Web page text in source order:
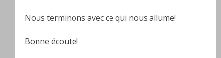
Nous terminons avec ce qui nous allume!
Bonne écoute!